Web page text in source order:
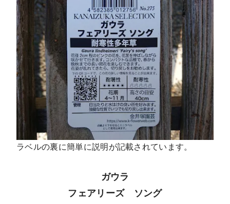
ラベルの裏に簡単に説明が記載されています。
ガウラ
フェアリーズ ソング